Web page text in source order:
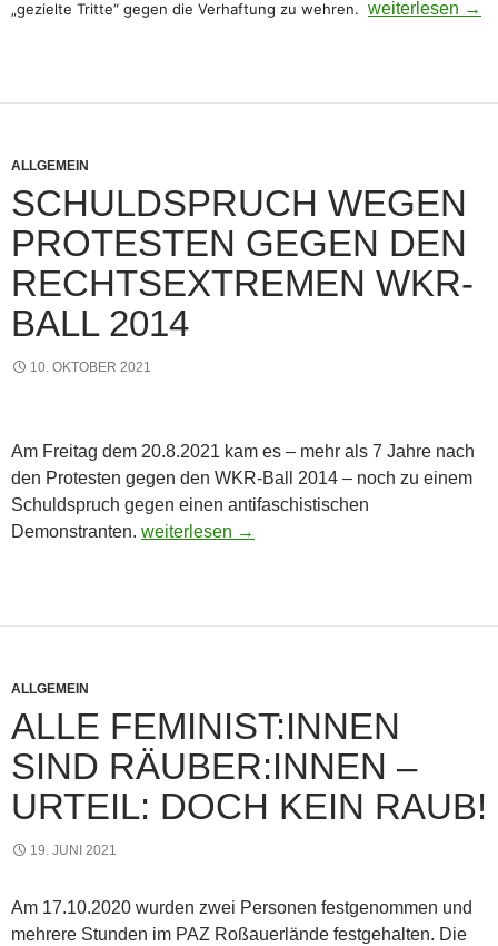
„gezielte Tritte“ gegen die Verhaftung zu wehren. Prozess wegen
weiterlesen →
ALLGEMEIN
SCHULDSPRUCH WEGEN
PROTESTEN GEGEN DEN
RECHTSEXTREMEN WKR-
BALL 2014
10. OKTOBER 2021
Am Freitag dem 20.8.2021 kam es – mehr als 7 Jahre nach
den Protesten gegen den WKR-Ball 2014 – noch zu einem
Schuldspruch gegen einen antifaschistischen
Demonstranten. Schuldspruch wegen Protesten gegen den
weiterlesen →
ALLGEMEIN
ALLE FEMINIST:INNEN
SIND RÄUBER:INNEN –
URTEIL: DOCH KEIN RAUB!
19. JUNI 2021
Am 17.10.2020 wurden zwei Personen festgenommen und
mehrere Stunden im PAZ Roßauerlände festgehalten. Die